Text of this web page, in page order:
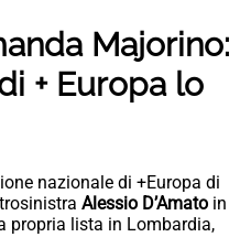
Majorino:
+ Europa lo
nazionale di +Europa di
Alessio D’Amato in
propria lista in Lombardia,